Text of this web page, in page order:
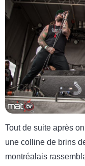
Tout de suite après
une colline de brins
montréalais